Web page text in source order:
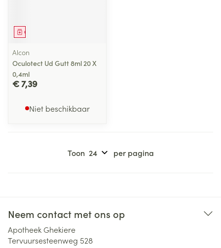
Geneesmiddel
Alcon
Oculotect Ud Gutt 8ml 20 X
0,4ml
€ 7,39
Niet beschikbaar
Toon per pagina
Neem contact met ons op
Apotheek Ghekiere
Tervuursesteenweg 528